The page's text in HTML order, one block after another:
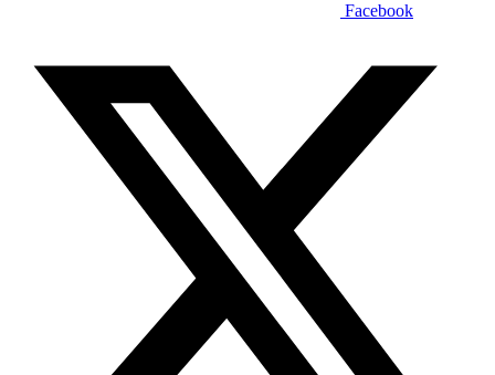
Facebook